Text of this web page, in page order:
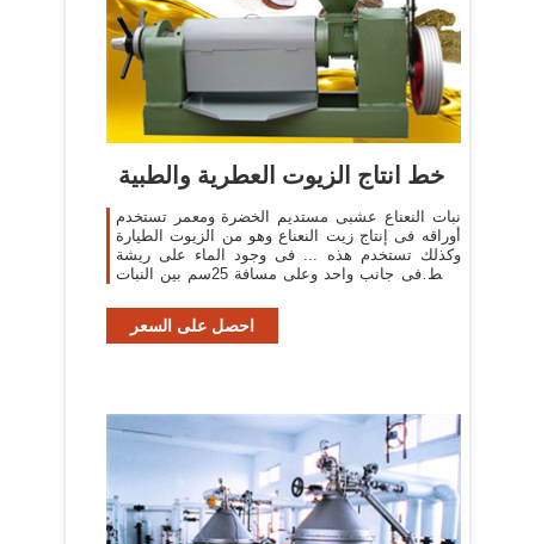
خط انتاج الزيوت العطرية والطبية
نبات النعناع عشبى مستديم الخضرة ومعمر تستخدم
أوراقه فى إنتاج زيت النعناع وهو من الزيوت الطيارة
وكذلك تستخدم هذه ... فى وجود الماء على ريشة
الخط فى جانب واحد وعلى مسافة 25سم بين النبات
احصل على السعر